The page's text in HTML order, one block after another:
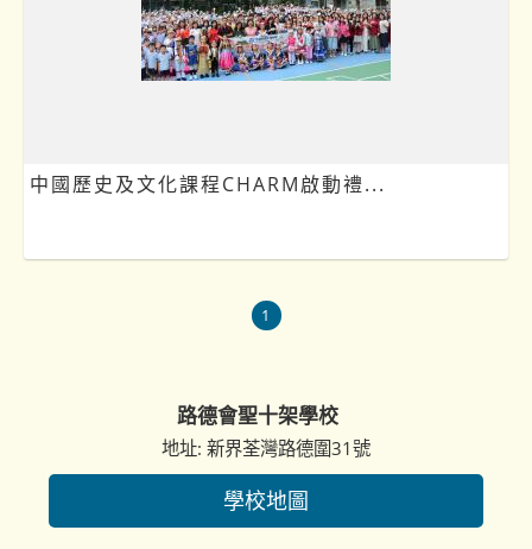
中國歷史及文化課程CHARM啟動禮...
1
路德會聖十架學校
地址: 新界荃灣路德圍31號
學校地圖